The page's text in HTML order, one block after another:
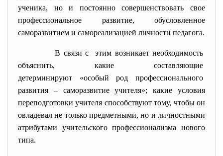
ученика, но и постоянно совершенствовать свое
профессиональное развитие, обусловленное
саморазвитием и самореализацией личности педагога.
В связи с этим возникает необходимость
объяснить, какие составляющие
детерминируют «особый род профессионального
развития – саморазвитие учителя»; какие условия
переподготовки учителя способствуют тому, чтобы он
овладевал не только предметными, но и личностными
атрибутами учительского профессионализма нового
типа.